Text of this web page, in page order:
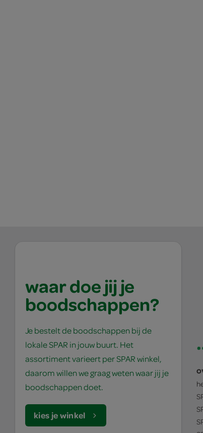
waar doe jij je
boodschappen?
Je bestelt de boodschappen bij de
lokale SPAR in jouw buurt. Het
assortiment varieert per SPAR winkel,
daarom willen we graag weten waar jij je
boodschappen doet.
kies je winkel